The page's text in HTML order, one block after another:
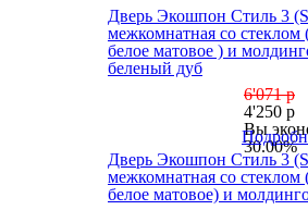
Дверь Экошпон Стиль 3
межкомнатная со стеклом
белое матовое ) и
беленый дуб
6'071 р
4'250 р
Вы
30.00%
Дверь Экошпон Стиль 3
межкомнатная со стеклом
белое матовое) и